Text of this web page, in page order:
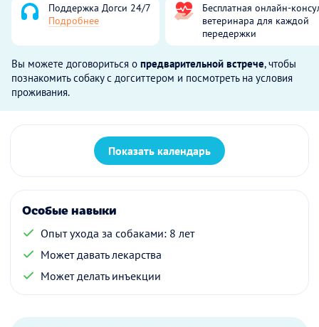
Поддержка Догси 24/7
Подробнее
Бесплатная онлайн-
ветеринара для каждой
передержки
Вы можете договориться о предварительной встрече, чтобы
познакомить собаку с догситтером и посмотреть на условия
проживания.
Показать календарь
Особые навыки
Опыт ухода за собаками: 8 лет
Может давать лекарства
Может делать инъекции